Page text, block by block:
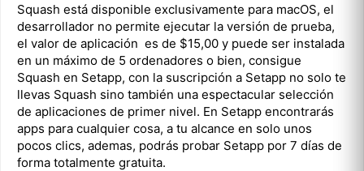
Squash está disponible exclusivamente para macOS, el
desarrollador no permite ejecutar la versión de prueba,
el valor de aplicación es de $15,00 y puede ser instalada
en un máximo de 5 ordenadores o bien, consigue
Squash en Setapp, con la suscripción a Setapp no solo te
llevas Squash sino también una espectacular selección
de aplicaciones de primer nivel. En Setapp encontrarás
apps para cualquier cosa, a tu alcance en solo unos
pocos clics, ademas, podrás probar Setapp por 7 días de
forma totalmente gratuita.